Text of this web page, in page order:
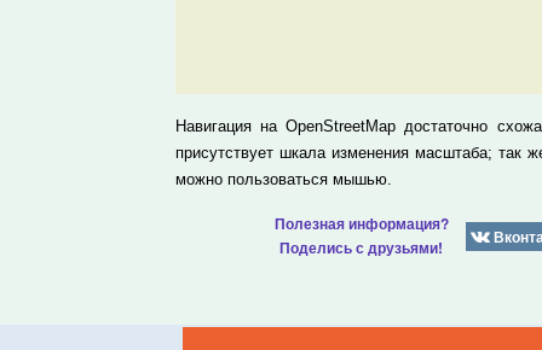
Навигация на OpenStreetMap достаточно
присутствует шкала изменения масштаба; так
можно пользоваться мышью.
Полезная информация?
Поделись с друзьями!